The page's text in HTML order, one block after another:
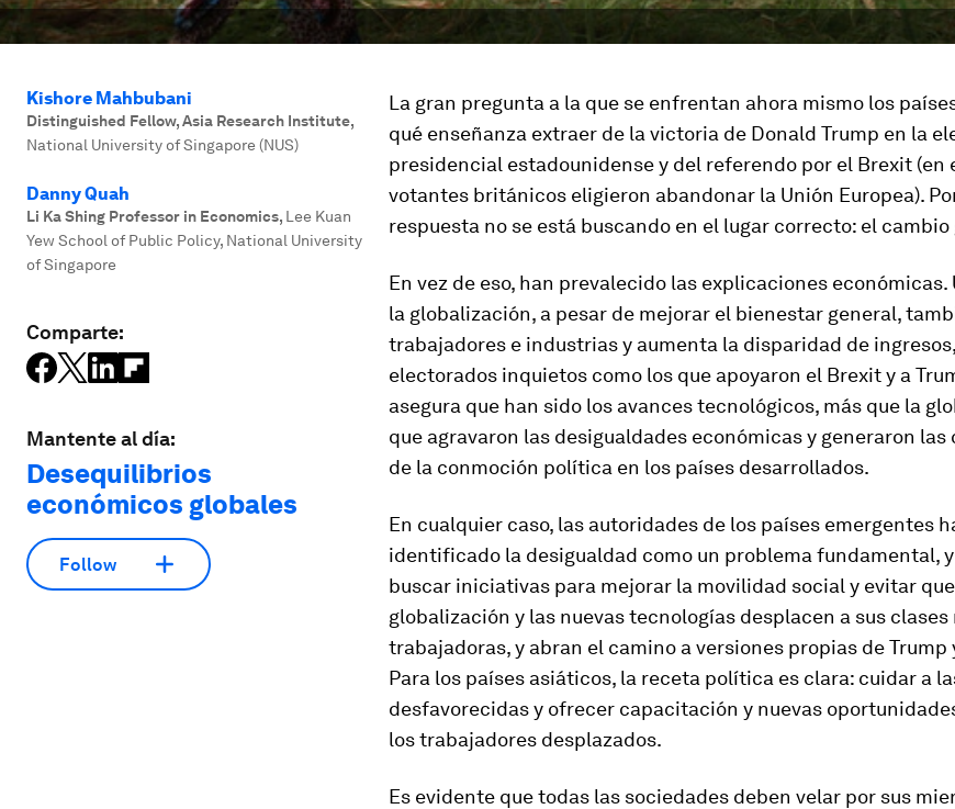
Kishore Mahbubani
Distinguished Fellow, Asia Research Institute,
National University of Singapore (NUS)
Danny Quah
Li Ka Shing Professor in Economics, Lee Kuan
Yew School of Public Policy, National University
of Singapore
Comparte:
Mantente al día:
Desequilibrios
económicos globales
Follow
La gran pregunta a la que se enfrentan ahora mismo los
qué enseñanza extraer de la victoria de Donald Trump en la
presidencial estadounidense y del referendo por el Brexit (en
votantes británicos eligieron abandonar la Unión Europea).
respuesta no se está buscando en el lugar correcto: el
En vez de eso, han prevalecido las explicaciones económicas.
la globalización, a pesar de mejorar el bienestar general,
trabajadores e industrias y aumenta la disparidad de
electorados inquietos como los que apoyaron el Brexit y a
asegura que han sido los avances tecnológicos, más que la
que agravaron las desigualdades económicas y generaron
de la conmoción política en los países desarrollados.
En cualquier caso, las autoridades de los países emergentes
identificado la desigualdad como un problema fundamental,
buscar iniciativas para mejorar la movilidad social y evitar
globalización y las nuevas tecnologías desplacen a sus clases
trabajadoras, y abran el camino a versiones propias de Trump
Para los países asiáticos, la receta política es clara: cuidar a
desfavorecidas y ofrecer capacitación y nuevas
los trabajadores desplazados.
Es evidente que todas las sociedades deben velar por sus